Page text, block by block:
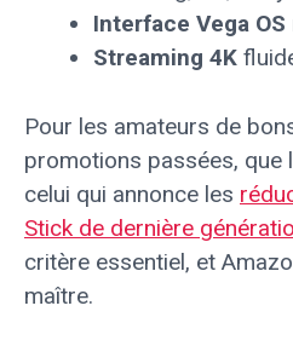
Interface Vega OS
Streaming 4K
Pour les amateurs de
promotions passées, que
celui qui annonce les
Stick de dernière
critère essentiel, et
maître.